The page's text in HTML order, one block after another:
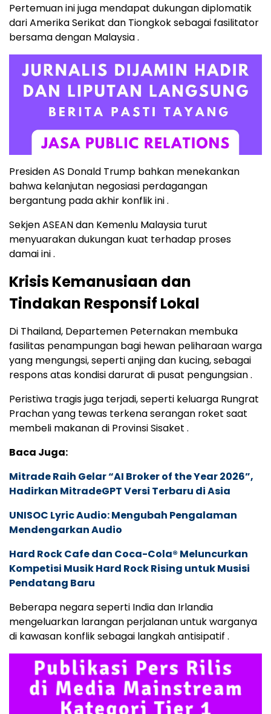
Pertemuan ini juga mendapat dukungan diplomatik
dari Amerika Serikat dan Tiongkok sebagai fasilitator
bersama dengan Malaysia .
Presiden AS Donald Trump bahkan menekankan
bahwa kelanjutan negosiasi perdagangan
bergantung pada akhir konflik ini .
Sekjen ASEAN dan Kemenlu Malaysia turut
menyuarakan dukungan kuat terhadap proses
damai ini .
Krisis Kemanusiaan dan
Tindakan Responsif Lokal
Di Thailand, Departemen Peternakan membuka
fasilitas penampungan bagi hewan peliharaan warga
yang mengungsi, seperti anjing dan kucing, sebagai
respons atas kondisi darurat di pusat pengungsian .
Peristiwa tragis juga terjadi, seperti keluarga Rungrat
Prachan yang tewas terkena serangan roket saat
membeli makanan di Provinsi Sisaket .
Baca Juga:
Mitrade Raih Gelar “AI Broker of the Year 2026”,
Hadirkan MitradeGPT Versi Terbaru di Asia
UNISOC Lyric Audio: Mengubah Pengalaman
Mendengarkan Audio
Hard Rock Cafe dan Coca-Cola® Meluncurkan
Kompetisi Musik Hard Rock Rising untuk Musisi
Pendatang Baru
Beberapa negara seperti India dan Irlandia
mengeluarkan larangan perjalanan untuk warganya
di kawasan konflik sebagai langkah antisipatif .